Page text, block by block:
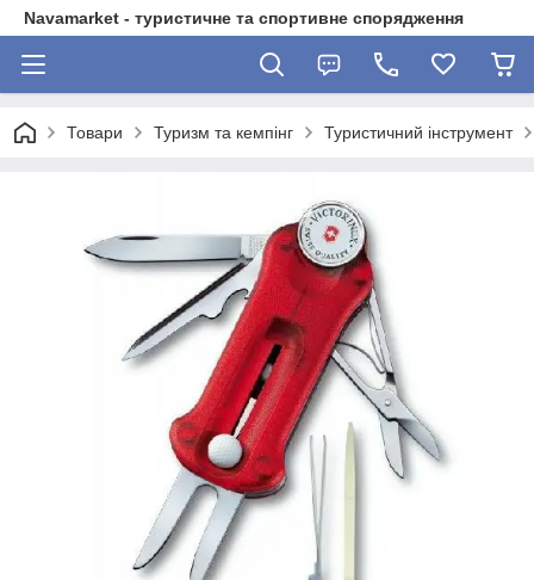
Navamarket - туристичне та спортивне спорядження
Товари Туризм та кемпінг Туристичний інструмент